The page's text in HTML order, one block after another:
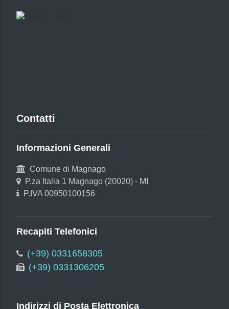
Contatti
Informazioni Generali
Comune di Magnago
P.za Italia 1 Magnago (20020) - MI
P.IVA 00950100156
Recapiti Telefonici
(+39) 0331658305
(+39) 0331306205
Indirizzi di Posta Elettronica